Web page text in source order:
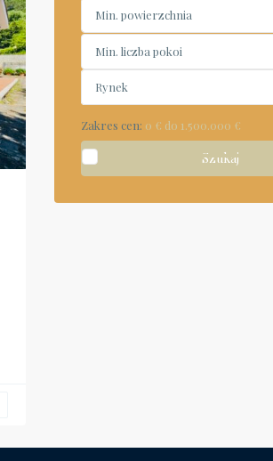
Min. liczba pokoi
Rynek
Zakres cen: 0 € do 1.500.000 €
Szukaj